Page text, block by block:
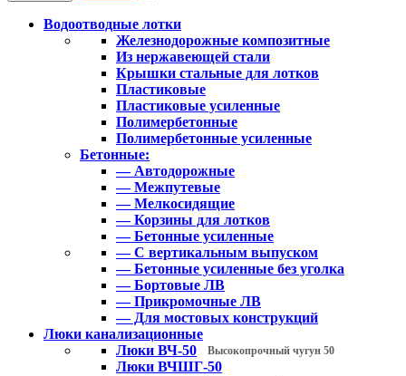
Водоотводные лотки
Железнодорожные композитные
Из нержавеющей стали
Крышки стальные для лотков
Пластиковые
Пластиковые усиленные
Полимербетонные
Полимербетонные усиленные
Бетонные:
— Автодорожные
— Межпутевые
— Мелкосидящие
— Корзины для лотков
— Бетонные усиленные
— С вертикальным выпуском
— Бетонные усиленные без уголка
— Бортовые ЛВ
— Прикромочные ЛВ
— Для мостовых конструкций
Люки канализационные
Люки ВЧ-50
Высокопрочный чугун 50
Люки ВЧШГ-50